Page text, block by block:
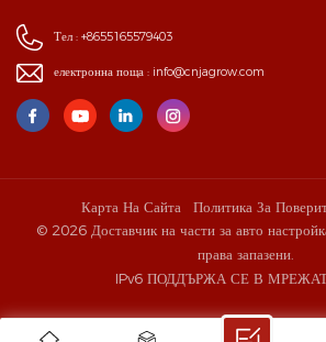
Тел : +8655165579403
електронна поща : info@cnjagrow.com
Карта На Сайта Политика За
© 2026 Доставчик на части за авто
права запазени.
IPv6 ПОДДЪРЖА СЕ В